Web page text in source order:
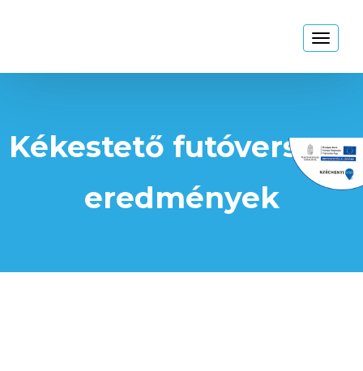
Kékestető futóverseny
eredmények